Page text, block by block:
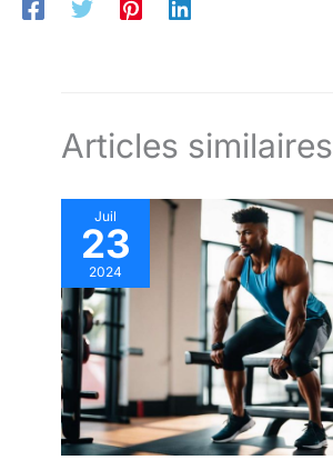
Articles similaires
Juil
23
2024